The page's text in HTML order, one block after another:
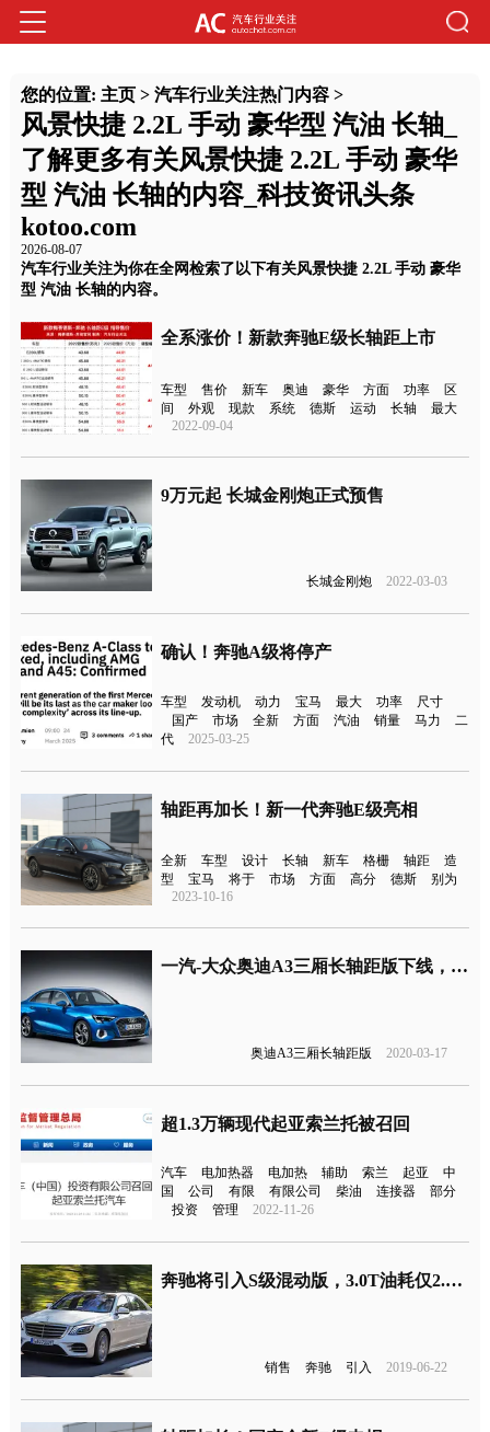
您的位置: 主页> 汽车行业关注热门内容>
风景快捷 2.2L 手动 豪华型 汽油 长轴_
了解更多有关风景快捷 2.2L 手动 豪华
型 汽油 长轴的内容_科技资讯头条
kotoo.com
2026-08-07
汽车行业关注为你在全网检索了以下有关风景快捷 2.2L 手动 豪华
型 汽油 长轴的内容。
全系涨价！新款奔驰E级长轴距上市
车型 售价 新车 奥迪 豪华 方面 功率
区
间
外观 现款 系统 德斯 运动 长轴
最大
2022-09-04
9万元起 长城金刚炮正式预售
长城金刚炮 2022-03-03
确认！奔驰A级将停产
车型 发动机 动力 宝马 最大 功率
尺寸
国产
市场 全新 方面 汽油 销量 马力
二
代
2025-03-25
轴距再加长！新一代奔驰E级亮相
全新 车型 设计 长轴 新车 格栅 轴距
造
型
宝马 将于 市场 方面 高分 德斯
别为
2023-10-16
一汽-大众奥迪A3三厢长轴距版下线，将2020年内上市
奥迪A3三厢长轴距版 2020-03-17
超1.3万辆现代起亚索兰托被召回
汽车 电加热器 电加热 辅助 索兰 起亚
中
国
公司 有限 有限公司 柴油 连接器
部分
投资
管理 2022-11-26
奔驰将引入S级混动版，3.0T油耗仅2.1升
销售 奔驰 引入 2019-06-22